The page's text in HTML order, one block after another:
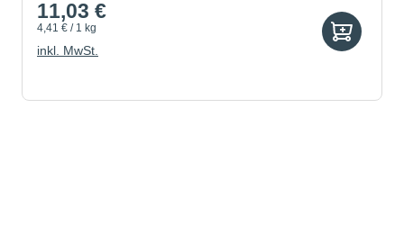
11,03 €
4,41 € / 1 kg
inkl. MwSt.